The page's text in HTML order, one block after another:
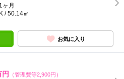
ヶ月
/ 50.14㎡
お気に入り
円 （管理費等2,900円）